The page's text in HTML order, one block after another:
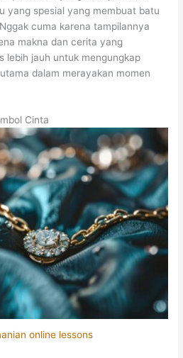
yang spesial yang membuat batu
cuma karena tampilannya
makna dan cerita yang
lebih jauh untuk mengungkap
dalam merayakan momen
Cinta
online lessons